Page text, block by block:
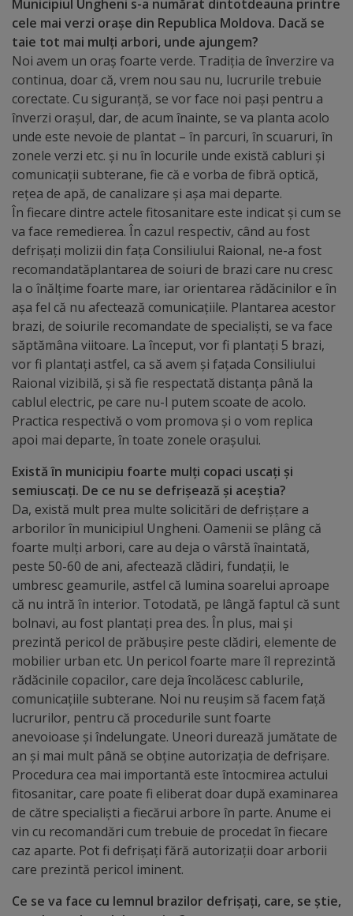
Obiective
turistice
Sculpturi
(harta
sculpturilor)
Monumente
arhitecturale
Personalități
marcante
Sportivi
de
performanță
Orașul
imagini
Galerie
video
Galerii
foto
Administrație
Primărie
Primar
Viceprimari
Organigrama
Aparatul
primăriei
Municipiul Ungheni s-a numărat dintotdeauna printre
cele mai verzi orașe din Republica Moldova. Dacă se
taie tot mai mulți arbori, unde ajungem?
Noi avem un oraș foarte verde. Tradiția de înverzire va
continua, doar că, vrem nou sau nu, lucrurile trebuie
corectate. Cu siguranță, se vor face noi pași pentru a
înverzi orașul, dar, de acum înainte, se va planta acolo
unde este nevoie de plantat – în parcuri, în scuaruri, în
zonele verzi etc. și nu în locurile unde există cabluri și
comunicații subterane, fie că e vorba de fibră optică,
rețea de apă, de canalizare și așa mai departe.
În fiecare dintre actele fitosanitare este indicat și cum se
va face remedierea. În cazul respectiv, când au fost
defrișați molizii din fața Consiliului Raional, ne-a fost
recomandatăplantarea de soiuri de brazi care nu cresc
la o înălțime foarte mare, iar orientarea rădăcinilor e în
așa fel că nu afectează comunicațiile. Plantarea acestor
brazi, de soiurile recomandate de specialiști, se va face
săptămâna viitoare. La început, vor fi plantați 5 brazi,
vor fi plantați astfel, ca să avem și fațada Consiliului
Raional vizibilă, și să fie respectată distanța până la
cablul electric, pe care nu-l putem scoate de acolo.
Practica respectivă o vom promova și o vom replica
apoi mai departe, în toate zonele orașului.
Există în municipiu foarte mulți copaci uscați și
semiuscați. De ce nu se defrișează și aceștia?
Da, există mult prea multe solicitări de defrișțare a
arborilor în municipiul Ungheni. Oamenii se plâng că
foarte mulți arbori, care au deja o vârstă înaintată,
peste 50-60 de ani, afectează clădiri, fundații, le
umbresc geamurile, astfel că lumina soarelui aproape
că nu intră în interior. Totodată, pe lângă faptul că sunt
bolnavi, au fost plantați prea des. În plus, mai și
prezintă pericol de prăbușire peste clădiri, elemente de
mobilier urban etc. Un pericol foarte mare îl reprezintă
rădăcinile copacilor, care deja încolăcesc cablurile,
comunicațiile subterane. Noi nu reușim să facem față
lucrurilor, pentru că procedurile sunt foarte
anevoioase și îndelungate. Uneori durează jumătate de
an și mai mult până se obține autorizația de defrișare.
Procedura cea mai importantă este întocmirea actului
fitosanitar, care poate fi eliberat doar după examinarea
de către specialiști a fiecărui arbore în parte. Anume ei
vin cu recomandări cum trebuie de procedat în fiecare
caz aparte. Pot fi defrișați fără autorizații doar arborii
care prezintă pericol iminent.
Ce se va face cu lemnul brazilor defrișați, care, se știe,